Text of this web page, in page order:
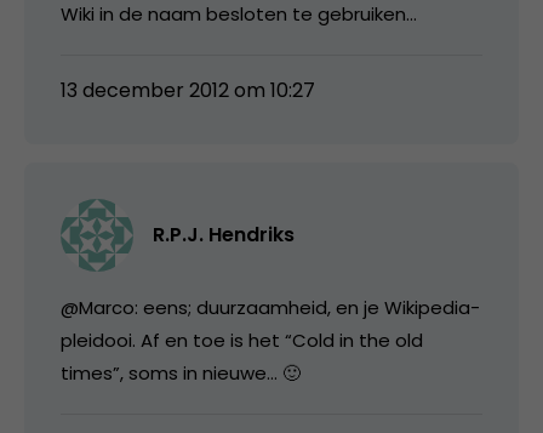
Wiki in de naam besloten te gebruiken…
13 december 2012 om 10:27
R.P.J. Hendriks
@Marco: eens; duurzaamheid, en je Wikipedia-
pleidooi. Af en toe is het “Cold in the old
times”, soms in nieuwe… 🙂